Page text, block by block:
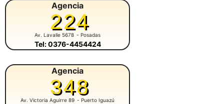
Agencia
224
Av. Lavalle 5678 - Posadas
Tel: 0376-4454424
Agencia
348
Av. Victoria Aguirre 89 - Puerto Iguazú